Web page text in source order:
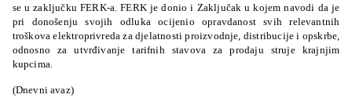
se u zaključku FERK-a. FERK je donio i Zaključak u kojem navodi da je
pri donošenju svojih odluka ocijenio opravdanost svih relevantnih
troškova elektroprivreda za djelatnosti proizvodnje, distribucije i opskrbe,
odnosno za utvrđivanje tarifnih stavova za prodaju struje krajnjim
kupcima.
(Dnevni avaz)